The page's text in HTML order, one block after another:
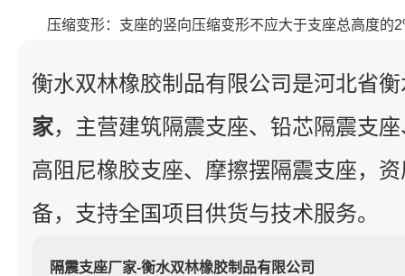
压缩变形：支座的竖向压缩变形不应大于支座总高度的
衡水双林橡胶制品有限公司是河北省
家，主营建筑隔震支座、铅芯隔震支
高阻尼橡胶支座、摩擦摆隔震支座，
备，支持全国项目供货与技术服务。
隔震支座厂家-衡水双林橡胶制品有限公司